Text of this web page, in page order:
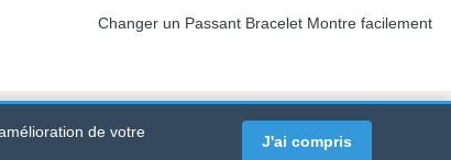
Changer un Passant Bracelet Montre facilement
- France Métropolitaine Vente en ligne uniquement
de votre
J'ai compris